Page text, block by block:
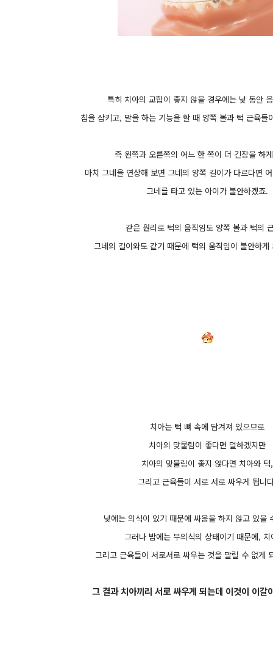
특히 치아의 교합이 좋지 않을 경우에는 낮 동안
침을 삼키고, 말을 하는 기능을 할 때 양쪽 볼과 턱 근육들
즉 왼쪽과 오른쪽의 어느 한 쪽이 더 긴장을 하
마치 그네을 연상해 보면 그네의 양쪽 길이가 다르다면
그네를 타고 있는 아이가 불안하겠죠.
같은 원리로 턱의 움직임도 양쪽 볼과 턱의
그네의 길이와도 같기 때문에 턱의 움직임이 불안하게
치아는 턱 뼈 속에 담겨져 있으므로
치아의 맞물림이 좋다면 덜하겠지만
치아의 맞물림이 좋지 않다면 치아와 턱,
그리고 근육들이 서로 서로 싸우게 됩니
낮에는 의식이 있기 때문에 싸움을 하지 않고 있을
그러나 밤에는 무의식의 상태이기 때문에,
그리고 근육들이 서로서로 싸우는 것을 말릴 수 없게
그 결과 치아끼리 서로 싸우게 되는데 이것이 이갈